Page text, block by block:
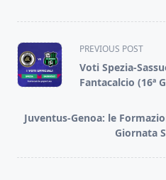
<span
class="nav-
subtitle
reader-
text">Page</span>
PREVIOUS POST
Voti Spezia-
Fantacalcio (16ª
Juventus-Genoa: le
Giornata